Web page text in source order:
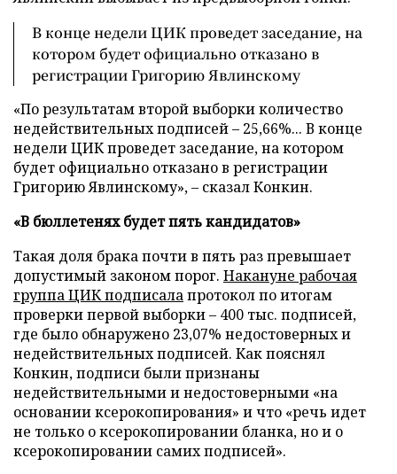
В конце недели ЦИК проведет заседание, на
котором будет официально отказано в
регистрации Григорию Явлинскому
«По результатам второй выборки количество
недействительных подписей – 25,66%... В конце
недели ЦИК проведет заседание, на котором
будет официально отказано в регистрации
Григорию Явлинскому», – сказал Конкин.
«В бюллетенях будет пять кандидатов»
Такая доля брака почти в пять раз превышает
допустимый законом порог. Накануне рабочая
группа ЦИК подписалапротокол по итогам
проверки первой выборки – 400 тыс. подписей,
где было обнаружено 23,07% недостоверных и
недействительных подписей. Как пояснял
Конкин, подписи были признаны
недействительными и недостоверными «на
основании ксерокопирования» и что «речь идет
не только о ксерокопировании бланка, но и о
ксерокопировании самих подписей».